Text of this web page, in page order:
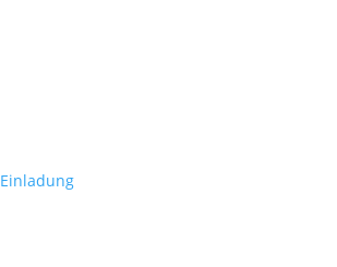
Einladung